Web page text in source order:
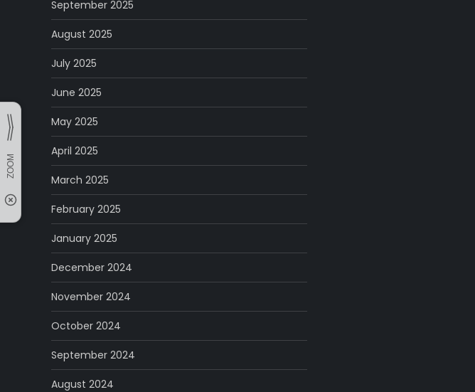
September 2025
August 2025
July 2025
June 2025
May 2025
April 2025
March 2025
February 2025
January 2025
December 2024
November 2024
October 2024
September 2024
August 2024